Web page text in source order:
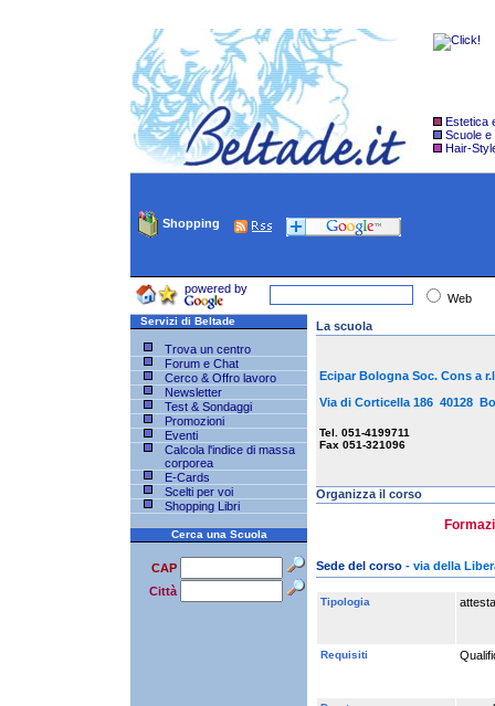
Estetica
Scuole e
Hair-
Shopping
powered by
Web
Servizi di Beltade
Trova un centro
Forum e Chat
Cerco & Offro lavoro
Newsletter
Test & Sondaggi
Promozioni
Eventi
Calcola l'indice di massa
corporea
E-Cards
Scelti per voi
Shopping Libri
Cerca una Scuola
CAP
Città
La scuola
Ecipar Bologna Soc. Cons a
Via di Corticella 186 40128
Tel. 051-4199711
Fax 051-321096
Organizza il corso
Sede del corso- via della
Tipologia
Requisiti